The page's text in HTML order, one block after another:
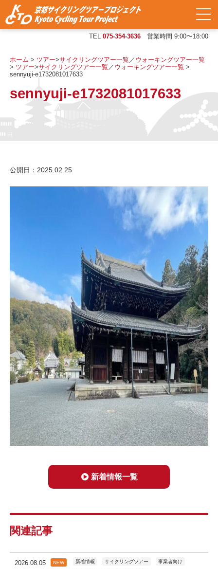
TEL 075-354-3636 営業時間 9:00〜18:00
公開日：2025.02.25
ホーム > ツアー>サイクリングツアー一覧 ／ ウォーキングツアー一覧
> ツアー>サイクリングツアー一覧 ／ ウォーキングツアー一覧 >
sennyuji-e1732081017633
sennyuji-e1732081017633
新着情報一覧
関連記事
2026.08.05 NEW 新着情報 サイクリングツアー 事業者向け